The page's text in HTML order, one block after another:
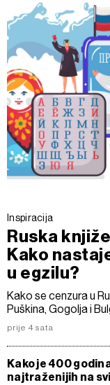
Inspiracija
Ruska
Kako
u egzilu?
Kako se cenzura u
Puškina, Gogolja i
prije 4 sata
Kako je 400
najtraženijih na